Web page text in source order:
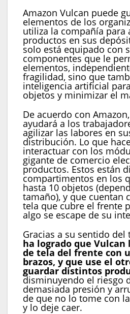
Amazon Vulcan puede
elementos de los
utiliza la compañía para
productos en sus
solo está equipado con
componentes que le
elementos,
fragilidad, sino que
inteligencia artificial
objetos y minimizar el
De acuerdo con
ayudará a los
agilizar las labores en
distribución. Lo que
interactuar con los
gigante de comercio
productos. Estos están
compartimentos en los
hasta 10 objetos
tamaño), y que cuentan
tela que cubre el frente
algo se escape de su
Gracias a su sentido del
ha logrado que
de tela del frente con
brazos, y que use el
guardar distintos
disminuyendo el riesgo
demasiada presión y
de que no lo tome con
y lo deje caer.